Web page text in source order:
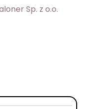
Sp. z o.o.